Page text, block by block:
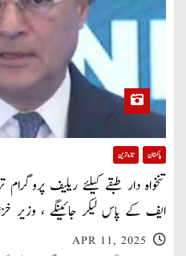
پاکستان تازہ ترین
تنخواہ دار طبقے کیلئے ریلیف
ایف کے پاس لیکر جائینگے ، وزیر
APR 11, 2025